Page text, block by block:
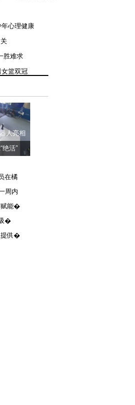
年心理健康
胜难求
女篮双冠
人亮相
绝活”
在橘
周内
赋能�
�
提供�